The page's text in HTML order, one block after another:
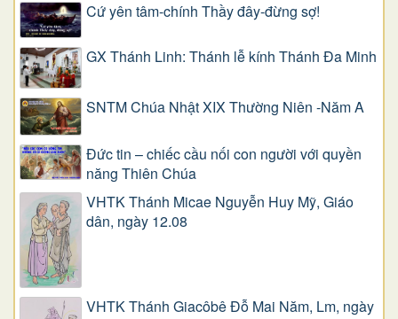
Cứ yên tâm-chính Thầy đây-đừng sợ!
GX Thánh Linh: Thánh lễ kính Thánh Đa Minh
SNTM Chúa Nhật XIX Thường Niên -Năm A
Đức tin – chiếc cầu nối con người với quyền
năng Thiên Chúa
VHTK Thánh Micae Nguyễn Huy Mỹ, Giáo
dân, ngày 12.08
VHTK Thánh Giacôbê Ðỗ Mai Năm, Lm, ngày